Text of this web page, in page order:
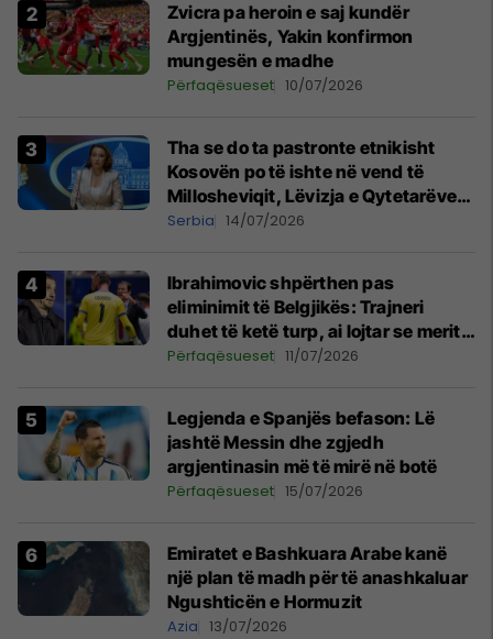
Zvicra pa heroin e saj kundër
Argjentinës, Yakin konfirmon
mungesën e madhe
Përfaqësueset 10/07/2026
Tha se do ta pastronte etnikisht
Kosovën po të ishte në vend të
Millosheviqit, Lëvizja e Qytetarëve
të Lirë në Serbi kërkon shkarkimin e
Serbia 14/07/2026
Ibrahimovic shpërthen pas
eliminimit të Belgjikës: Trajneri
duhet të ketë turp, ai lojtar se meritoi
të luante
Përfaqësueset 11/07/2026
Legjenda e Spanjës befason: Lë
jashtë Messin dhe zgjedh
argjentinasin më të mirë në botë
Përfaqësueset 15/07/2026
Emiratet e Bashkuara Arabe kanë
një plan të madh për të anashkaluar
Ngushticën e Hormuzit
Azia 13/07/2026